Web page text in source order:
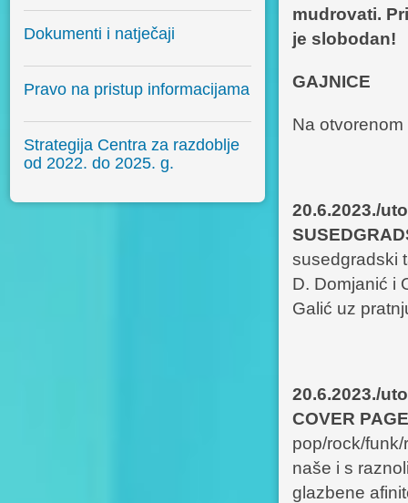
Dokumenti i natječaji
Pravo na pristup informacijama
Strategija Centra za razdoblje
od 2022. do 2025. g.
mudrovati.
je slobodan!
GAJNICE
Na
20.6.2023./
susedgradski
D. Domjanić i
Galić uz
20.6.2023./
COVER PAGE
pop/rock/
naše i s
glazbene